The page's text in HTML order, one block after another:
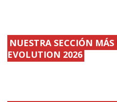
NUESTRA SECCIÓN
EVOLUTION 2026